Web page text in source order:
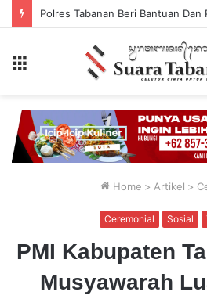
Home > Artikel >
Ceremonial Sosial
PMI Kabupaten
Musyawarah